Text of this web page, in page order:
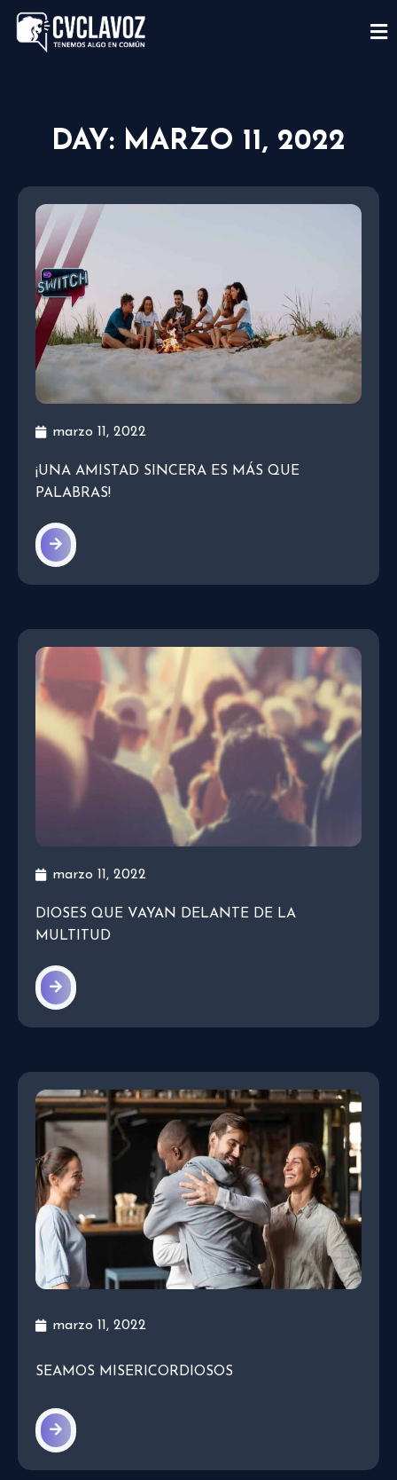
DAY: MARZO 11, 2022
marzo 11, 2022
¡UNA AMISTAD SINCERA ES MÁS QUE
PALABRAS!
marzo 11, 2022
DIOSES QUE VAYAN DELANTE DE LA
MULTITUD
marzo 11, 2022
SEAMOS MISERICORDIOSOS